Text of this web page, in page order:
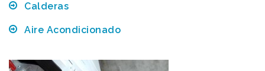
Calderas
Aire Acondicionado